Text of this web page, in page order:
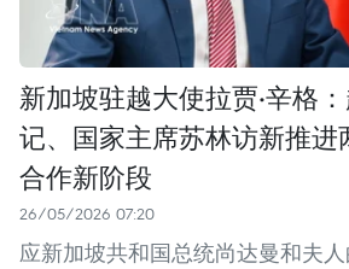
新加坡驻越大使拉贾·辛格
记、国家主席苏林访新推进
合作新阶段
26/05/2026 07:20
应新加坡共和国总统尚达曼和夫